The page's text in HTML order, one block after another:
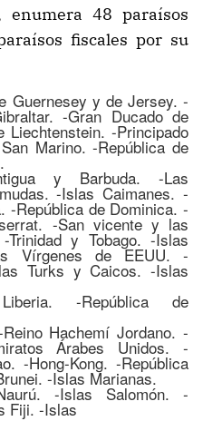
48 paraísos
fiscales por su
Guernesey y de Jersey. -
-Gran Ducado de
Liechtenstein. -Principado
Marino. -República de
y Barbuda. -Las
-Islas Caimanes. -
-República de Dominica. -
-San vicente y las
y Tobago. -Islas
Vírgenes de EEUU. -
Turks y Caicos. -Islas
-República de
Hachemí Jordano. -
Árabes Unidos. -
-Hong-Kong. -República
-Islas Marianas.
-Islas Salomón. -
Fiji. -Islas